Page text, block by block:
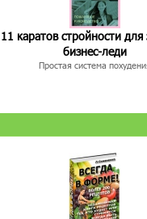
11 каратов стройности для
бизнес-леди
Простая система